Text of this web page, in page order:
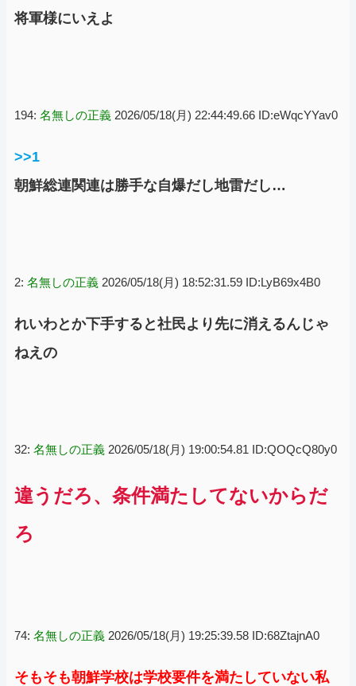
将軍様にいえよ
194: 名無しの正義 2026/05/18(月) 22:44:49.66 ID:eWqcYYav0
>>1
朝鮮総連関連は勝手な自爆だし地雷だし…
2: 名無しの正義 2026/05/18(月) 18:52:31.59 ID:LyB69x4B0
れいわとか下手すると社民より先に消えるんじゃ
ねえの
32: 名無しの正義 2026/05/18(月) 19:00:54.81 ID:QOQcQ80y0
違うだろ、条件満たしてないからだ
ろ
74: 名無しの正義 2026/05/18(月) 19:25:39.58 ID:68ZtajnA0
そもそも朝鮮学校は学校要件を満たしていない私